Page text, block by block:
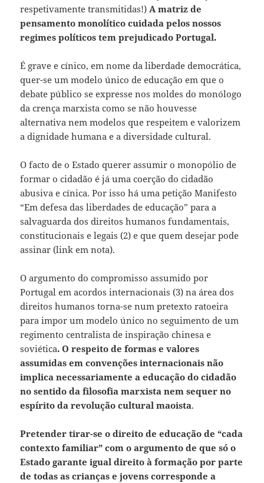
respetivamente transmitidas!) A matriz de
pensamento monolítico cuidada pelos nossos
regimes políticos tem prejudicado Portugal.
É grave e cínico, em nome da liberdade democrática,
quer-se um modelo único de educação em que o
debate público se expresse nos moldes do monólogo
da crença marxista como se não houvesse
alternativa nem modelos que respeitem e valorizem
a dignidade humana e a diversidade cultural.
O facto de o Estado querer assumir o monopólio de
formar o cidadão é já uma coerção do cidadão
abusiva e cínica. Por isso há uma petição Manifesto
“Em defesa das liberdades de educação” para a
salvaguarda dos direitos humanos fundamentais,
constitucionais e legais (2) e que quem desejar pode
assinar (link em nota).
O argumento do compromisso assumido por
Portugal em acordos internacionais (3) na área dos
direitos humanos torna-se num pretexto ratoeira
para impor um modelo único no seguimento de um
regimento centralista de inspiração chinesa e
soviética. O respeito de formas e valores
assumidas em convenções internacionais não
implica necessariamente a educação do cidadão
no sentido da filosofia marxista nem sequer no
espírito da revolução cultural maoista.
Pretender tirar-se o direito de educação de “cada
contexto familiar” com o argumento de que só o
Estado garante igual direito à formação por parte
de todas as crianças e jovens corresponde a